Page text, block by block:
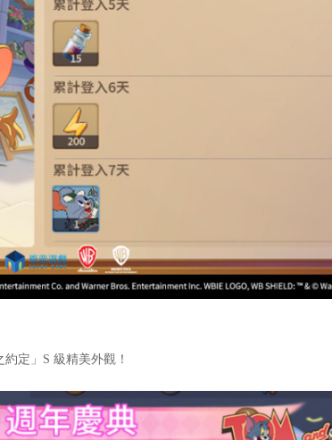
定」S 級精美外觀！